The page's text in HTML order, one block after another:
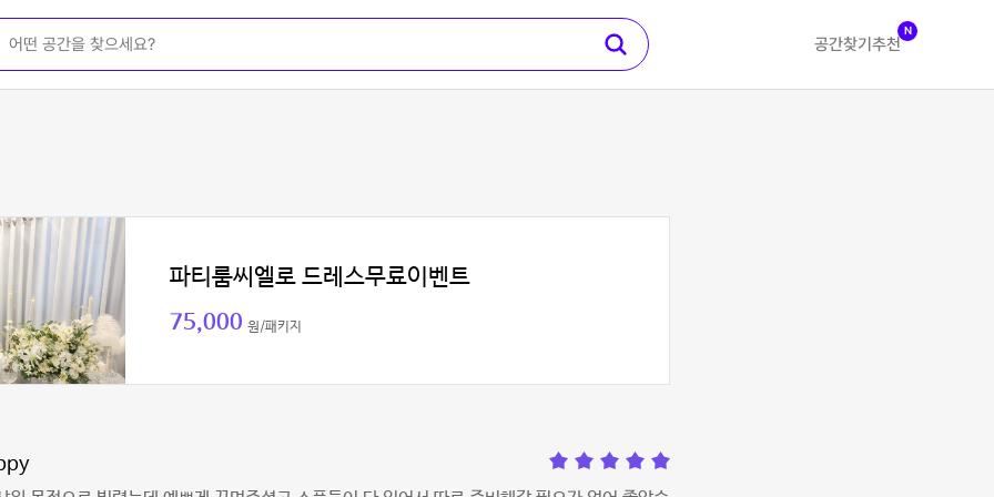
공간찾기 추천
N
파티룸씨엘로 드레스무료이벤트
75,000 원/패키지